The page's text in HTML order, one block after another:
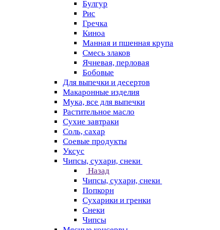
Булгур
Рис
Гречка
Киноа
Манная и пшенная крупа
Смесь злаков
Ячневая, перловая
Бобовые
Для выпечки и десертов
Макаронные изделия
Мука, все для выпечки
Растительное масло
Сухие завтраки
Соль, сахар
Соевые продукты
Уксус
Чипсы, сухари, снеки
Назад
Чипсы, сухари, снеки
Попкорн
Сухарики и гренки
Снеки
Чипсы